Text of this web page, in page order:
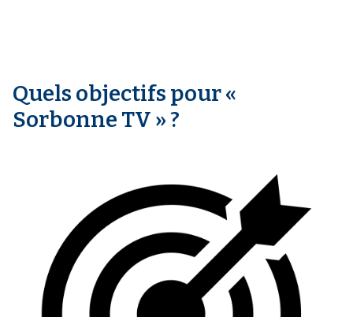
Quels objectifs pour «
Sorbonne TV » ?